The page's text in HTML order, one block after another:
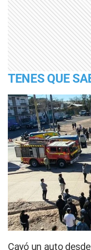
TENES QUE
Cayó un auto